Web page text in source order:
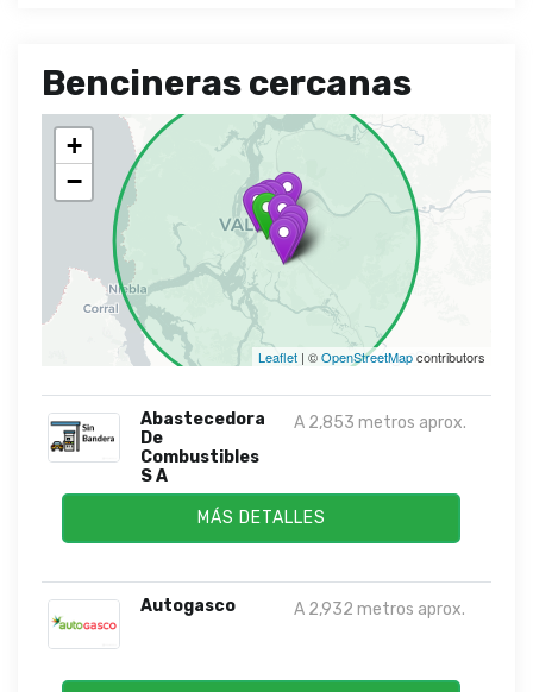
Bencineras cercanas
+
−
Leaflet | ©OpenStreetMapcontributors
Abastecedora
De
Combustibles
S A
A 2,853 metros aprox.
MÁS DETALLES
Autogasco A 2,932 metros aprox.